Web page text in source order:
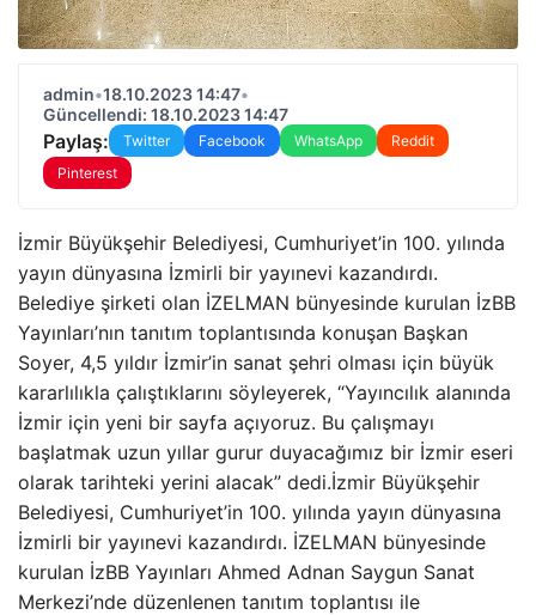
admin•18.10.2023 14:47•
Güncellendi: 18.10.2023 14:47
Paylaş: Twitter Facebook WhatsApp
Reddit
Pinterest
İzmir Büyükşehir Belediyesi, Cumhuriyet’in 100. yılında
yayın dünyasına İzmirli bir yayınevi kazandırdı.
Belediye şirketi olan İZELMAN bünyesinde kurulan İzBB
Yayınları’nın tanıtım toplantısında konuşan Başkan
Soyer, 4,5 yıldır İzmir’in sanat şehri olması için büyük
kararlılıkla çalıştıklarını söyleyerek, “Yayıncılık alanında
İzmir için yeni bir sayfa açıyoruz. Bu çalışmayı
başlatmak uzun yıllar gurur duyacağımız bir İzmir eseri
olarak tarihteki yerini alacak” dedi.İzmir Büyükşehir
Belediyesi, Cumhuriyet’in 100. yılında yayın dünyasına
İzmirli bir yayınevi kazandırdı. İZELMAN bünyesinde
kurulan İzBB Yayınları Ahmed Adnan Saygun Sanat
Merkezi’nde düzenlenen tanıtım toplantısı ile